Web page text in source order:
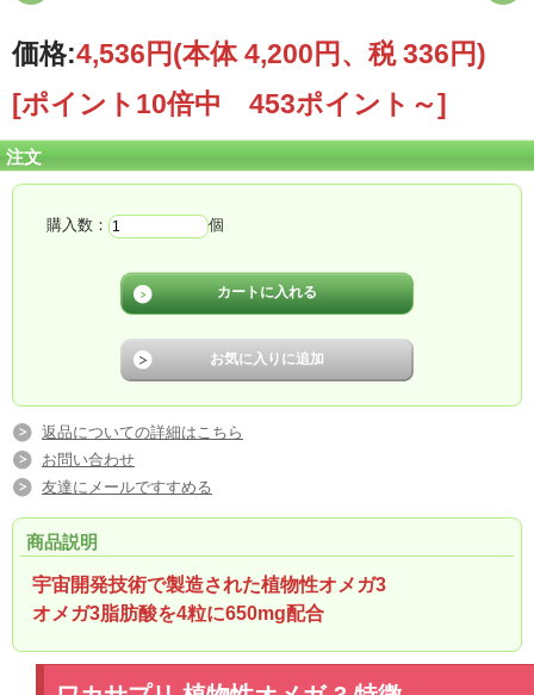
価格:4,536円(本体 4,200円、税 336円)
[ポイント10倍中 453ポイント～]
注文
購入数： 個
返品についての詳細はこちら
お問い合わせ
友達にメールですすめる
商品説明
宇宙開発技術で製造された植物性オメガ3
オメガ3脂肪酸を4粒に650mg配合